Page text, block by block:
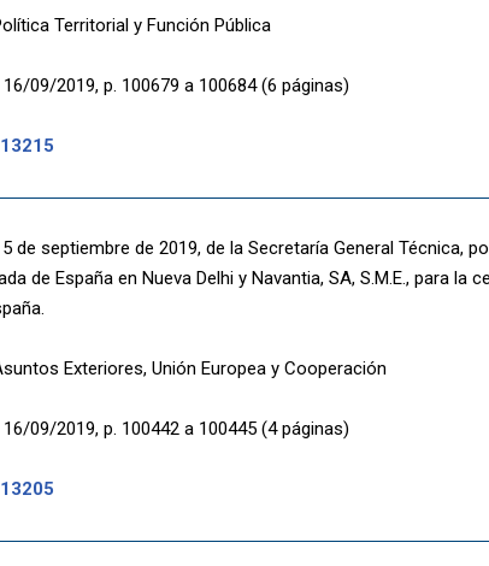
Territorial y Función Pública
16/09/2019, p. 100679 a 100684 (6 páginas)
de septiembre de 2019, de la Secretaría General Técnica,
de España en Nueva Delhi y Navantia, SA, S.M.E., para la
Exteriores, Unión Europea y Cooperación
16/09/2019, p. 100442 a 100445 (4 páginas)